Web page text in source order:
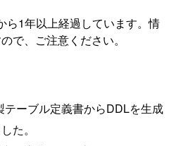
ら1年以上経過しています。情
で、ご注意ください。
ーブル定義書からDDLを生成
た。